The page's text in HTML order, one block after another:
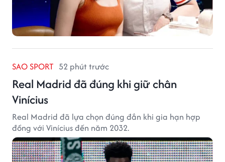
SAO SPORT 52 phút trước
Real Madrid đã đúng khi giữ chân
Vinícius
Real Madrid đã lựa chọn đúng đắn khi gia hạn hợp
đồng với Vinícius đến năm 2032.